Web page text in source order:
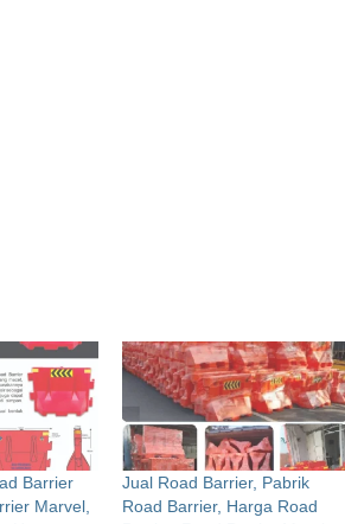
Barrier
Marvel,
Jual Road Barrier, Pabrik
Road Barrier, Harga Road